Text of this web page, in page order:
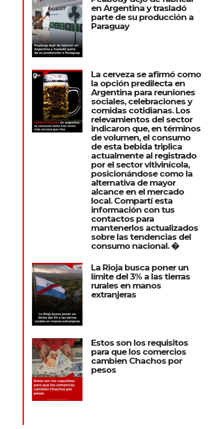
en Argentina y trasladó
parte de su producción a
Paraguay
La cerveza se afirmó como
la opción predilecta en
Argentina para reuniones
sociales, celebraciones y
comidas cotidianas. Los
relevamientos del sector
indicaron que, en términos
de volumen, el consumo
de esta bebida triplica
actualmente al registrado
por el sector vitivinícola,
posicionándose como la
alternativa de mayor
alcance en el mercado
local. Compartí esta
información con tus
contactos para
mantenerlos actualizados
sobre las tendencias del
consumo nacional. �
La Rioja busca poner un
límite del 3% a las tierras
rurales en manos
extranjeras
Estos son los requisitos
para que los comercios
cambien Chachos por
pesos